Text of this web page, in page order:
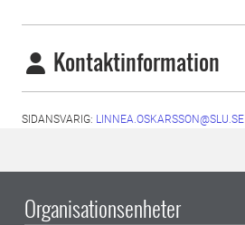
Kontaktinformation
SIDANSVARIG: LINNEA.OSKARSSON@SLU.SE
Organisationsenheter